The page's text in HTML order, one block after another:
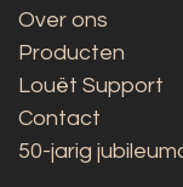
Over ons
Producten
Louët Support
Contact
50-jarig